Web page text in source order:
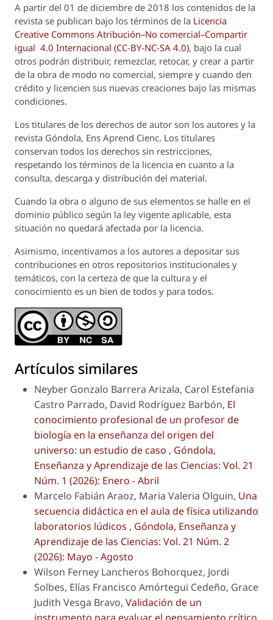
A partir del 01 de diciembre de 2018 los contenidos de la
revista se publican bajo los términos de la Licencia
Creative Commons Atribución–No comercial–Compartir
igual 4.0 Internacional (CC-BY-NC-SA 4.0), bajo la cual
otros podrán distribuir, remezclar, retocar, y crear a partir
de la obra de modo no comercial, siempre y cuando den
crédito y licencien sus nuevas creaciones bajo las mismas
condiciones.
Los titulares de los derechos de autor son los autores y la
revista Góndola, Ens Aprend Cienc. Los titulares
conservan todos los derechos sin restricciones,
respetando los términos de la licencia en cuanto a la
consulta, descarga y distribución del material.
Cuando la obra o alguno de sus elementos se halle en el
dominio público según la ley vigente aplicable, esta
situación no quedará afectada por la licencia.
Asimismo, incentivamos a los autores a depositar sus
contribuciones en otros repositorios institucionales y
temáticos, con la certeza de que la cultura y el
conocimiento es un bien de todos y para todos.
Artículos similares
Neyber Gonzalo Barrera Arizala, Carol Estefania
Castro Parrado, David Rodríguez Barbón, El
conocimiento profesional de un profesor de
biología en la enseñanza del origen del
universo: un estudio de caso , Góndola,
Enseñanza y Aprendizaje de las Ciencias: Vol. 21
Núm. 1 (2026): Enero - Abril
Marcelo Fabián Araoz, Maria Valeria Olguin, Una
secuencia didáctica en el aula de física utilizando
laboratorios lúdicos , Góndola, Enseñanza y
Aprendizaje de las Ciencias: Vol. 21 Núm. 2
(2026): Mayo - Agosto
Wilson Ferney Lancheros Bohorquez, Jordi
Solbes, Elías Francisco Amórtegui Cedeño, Grace
Judith Vesga Bravo, Validación de un